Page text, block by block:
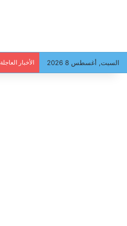
السبت, أغسطس 8 2026 الأخبار العاجلة